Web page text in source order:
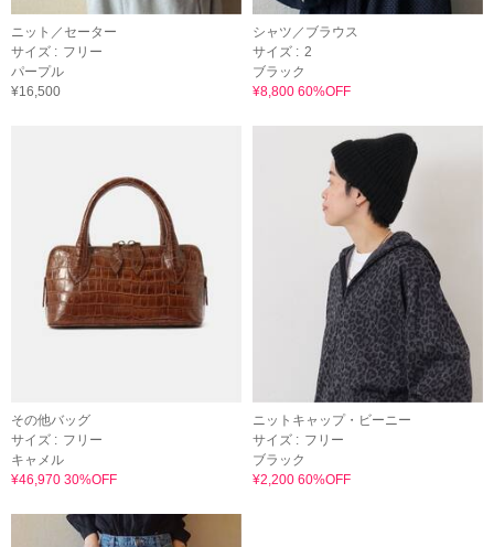
ニット／セーター
サイズ : フリー
パープル
¥16,500
シャツ／ブラウス
サイズ : 2
ブラック
¥8,800 60%OFF
その他バッグ
サイズ : フリー
キャメル
¥46,970 30%OFF
ニットキャップ・ビーニー
サイズ : フリー
ブラック
¥2,200 60%OFF